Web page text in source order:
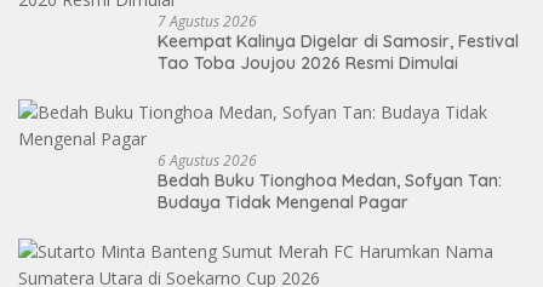
7 Agustus 2026
Keempat Kalinya Digelar di Samosir, Festival
Tao Toba Joujou 2026 Resmi Dimulai
6 Agustus 2026
Bedah Buku Tionghoa Medan, Sofyan Tan:
Budaya Tidak Mengenal Pagar